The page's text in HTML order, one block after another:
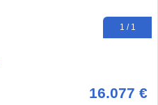
1 / 1
16.077 €